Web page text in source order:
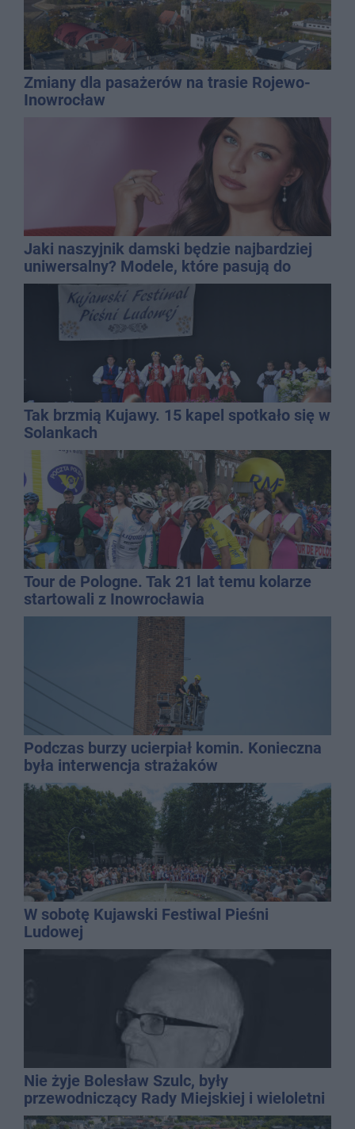
Zmiany dla pasażerów na trasie Rojewo-
Inowrocław
Jaki naszyjnik damski będzie najbardziej
uniwersalny? Modele, które pasują do
wielu stylizacji
Tak brzmią Kujawy. 15 kapel spotkało się w
Solankach
Tour de Pologne. Tak 21 lat temu kolarze
startowali z Inowrocławia
Podczas burzy ucierpiał komin. Konieczna
była interwencja strażaków
W sobotę Kujawski Festiwal Pieśni
Ludowej
Nie żyje Bolesław Szulc, były
przewodniczący Rady Miejskiej i wieloletni
dyrektor SP 14